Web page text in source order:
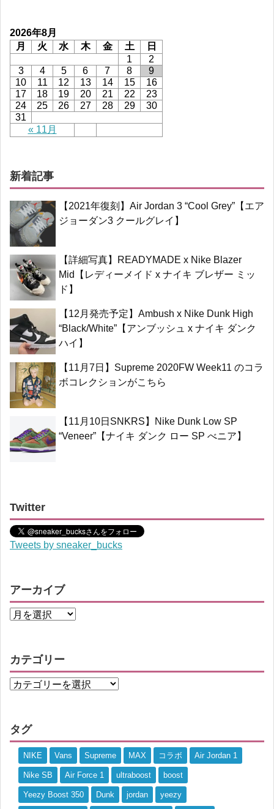
2026年8月
月
火 水 木 金 土 日
« 11月
1
2
3
4 5 6 7 8
9
10
11 12 13 14 15
16
17
18 19 20 21 22
23
24
25 26 27 28 29
30
31
新着記事
【2021年復刻】Air Jordan 3 “Cool Grey”【エア
ジョーダン3 クールグレイ】
【詳細写真】READYMADE x Nike Blazer
Mid【レディーメイド x ナイキ ブレザー ミッ
ド】
【12月発売予定】Ambush x Nike Dunk High
“Black/White”【アンブッシュ x ナイキ ダンク
ハイ】
【11月7日】Supreme 2020FW Week11 のコラ
ボコレクションがこちら
【11月10日SNKRS】Nike Dunk Low SP
“Veneer”【ナイキ ダンク ロー SP べニア】
Twitter
Tweets by sneaker_bucks
アーカイブ
カテゴリー
タグ
NIKE Vans Supreme MAX コラボ Air Jordan 1
Nike SB Air Force 1 ultraboost boost
Yeezy Boost 350 Dunk jordan yeezy